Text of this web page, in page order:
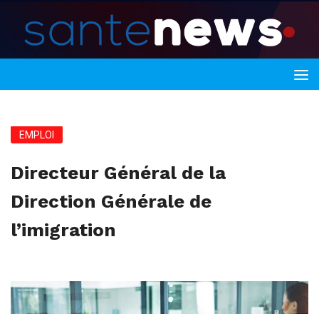
EMPLOI
Directeur Général de la
Direction Générale de
l’imigration